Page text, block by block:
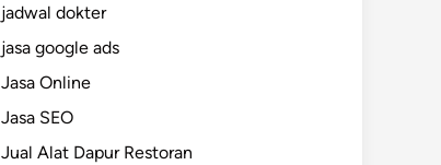
jadwal dokter
jasa google ads
Jasa Online
Jasa SEO
Jual Alat Dapur Restoran